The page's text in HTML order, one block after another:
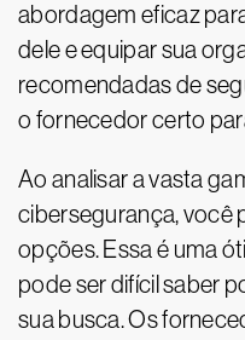
abordagem eficaz
dele e equipar sua
recomendadas de
o fornecedor certo
Ao analisar a vasta
cibersegurança, você
opções. Essa é uma
pode ser difícil saber
sua busca. Os